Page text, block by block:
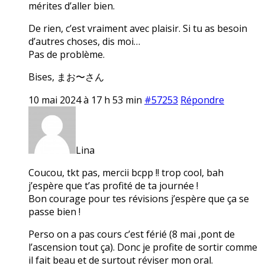
mérites d’aller bien.
De rien, c’est vraiment avec plaisir. Si tu as besoin
d’autres choses, dis moi…
Pas de problème.
Bises, まお〜さん
10 mai 2024 à 17 h 53 min #57253 Répondre
Lina
Coucou, tkt pas, mercii bcpp !! trop cool, bah
j’espère que t’as profité de ta journée !
Bon courage pour tes révisions j’espère que ça se
passe bien !
Perso on a pas cours c’est férié (8 mai ,pont de
l’ascension tout ça). Donc je profite de sortir comme
il fait beau et de surtout réviser mon oral.